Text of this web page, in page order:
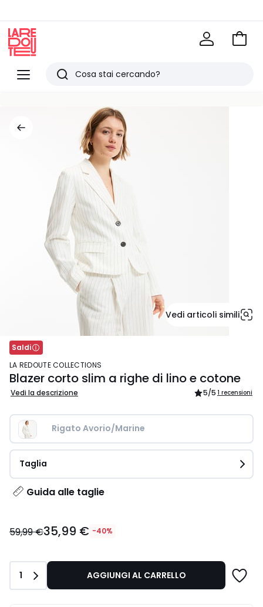
Menu
Redoute
Ricerca
articoli
Vai
Vedi articoli simili
Saldi
LA REDOUTE COLLECTIONS
Blazer corto slim a righe di lino e cotone
Vedi la descrizione 5/5 1 recensioni
Rigato Avorio/Marine
Taglia
Guida alle taglie
€
40%
59,99 €35,99 € -40%
Quantità
1 AGGIUNGI AL CARRELLO